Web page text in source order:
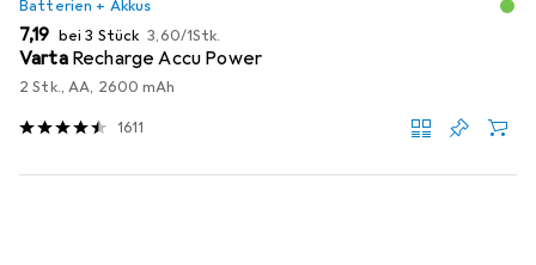
Batterien + Akkus
EUR
7,19 bei 3 Stück EUR
3,60/1Stk.
Varta Recharge Accu Power
2 Stk., AA, 2600 mAh
1611